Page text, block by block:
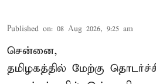
Published on: 08 Aug 2026, 9:25 am
சென்னை,
தமிழகத்தில் மேற்கு